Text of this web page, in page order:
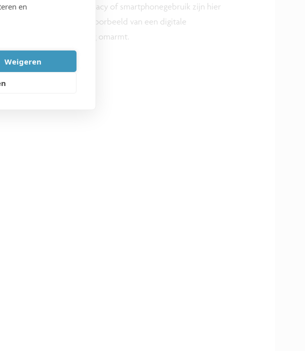
en
Weigeren
Bezorgdheden rond privacy of smartphonegebruik zijn hier
Dit profiel is hét voorbeeld van een digitale
die digitalisering volledig omarmt.